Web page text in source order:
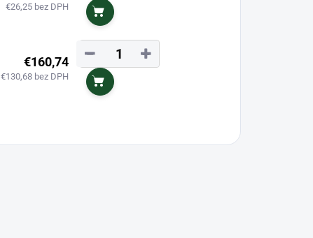
€26,25 bez DPH
Do košíka
€160,74
€130,68 bez DPH
+
−
Do košíka